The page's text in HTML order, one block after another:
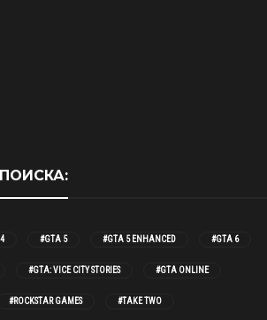
#GTA 5 #GTA 5 ENHANCED #GTA 6
#GTA: VICE CITY STORIES #GTA ONLINE
#ROCKSTAR GAMES #TAKE TWO